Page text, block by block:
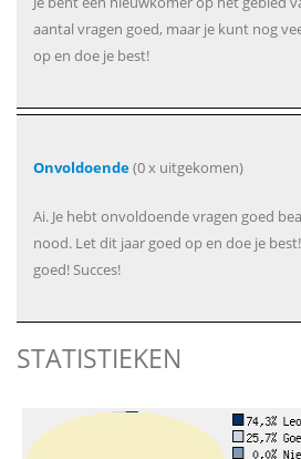
aantal vragen goed, maar je kunt nog
op en doe je best!
Onvoldoende(0 x uitgekomen)
Ai. Je hebt onvoldoende vragen goed
nood. Let dit jaar goed op en doe je
goed! Succes!
STATISTIEKEN